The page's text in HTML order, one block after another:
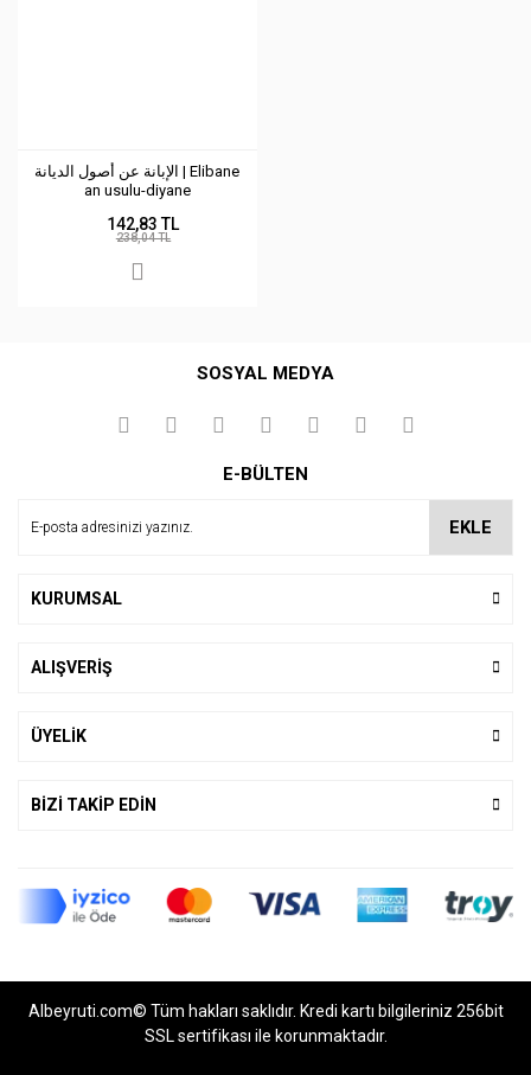
الإبانة عن أصول الديانة | Elibane
an usulu-diyane
142,83 TL
238,04 TL
SOSYAL MEDYA
E-BÜLTEN
EKLE
KURUMSAL
ALIŞVERİŞ
ÜYELİK
BİZİ TAKİP EDİN
Albeyruti.com© Tüm hakları saklıdır. Kredi kartı bilgileriniz 256bit
SSL sertifikası ile korunmaktadır.